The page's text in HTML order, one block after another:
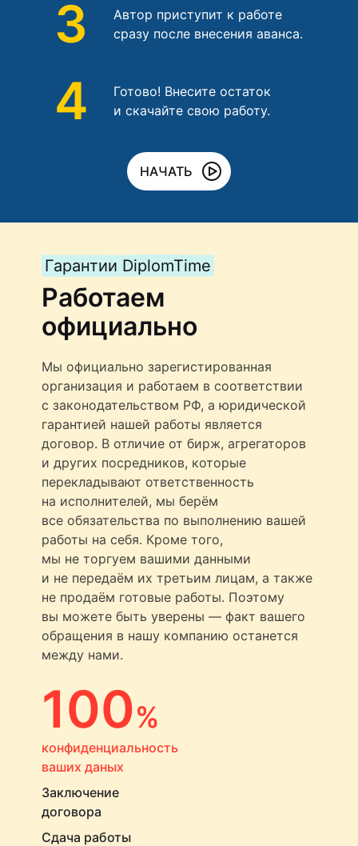
3
Автор приступит к работе
сразу после внесения аванса.
4
Готово! Внесите остаток
и скачайте свою работу.
НАЧАТЬ
Гарантии DiplomTime
Работаем
официально
Мы официально зарегистированная
организация и работаем в соответствии
с законодательством РФ, а юридической
гарантией нашей работы является
договор. В отличие от бирж, агрегаторов
и других посредников, которые
перекладывают ответственность
на исполнителей, мы берём
все обязательства по выполнению вашей
работы на себя. Кроме того,
мы не торгуем вашими данными
и не передаём их третьим лицам, а также
не продаём готовые работы. Поэтому
вы можете быть уверены — факт вашего
обращения в нашу компанию останется
между нами.
100%
конфиденциальность
ваших даных
Заключение
договора
Сдача работы